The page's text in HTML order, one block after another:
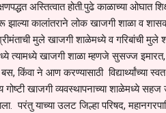
अस्तित्वात होती.पुढे काळाच्या ओघात
कालांतराने लोक खाजगी शाळा व
मुले खाजगी शाळेमध्ये व गरिबांची मुले
त्यामध्ये खाजगी शाळा म्हणजे सुसज्ज
किंवा ने आण करण्यासाठी विद्यार्थ्यांच्या
गोष्टी खाजगी व्यवस्थापनाच्या शाळेमध्ये
परंतु याच्या उलट जिल्हा परिषद,